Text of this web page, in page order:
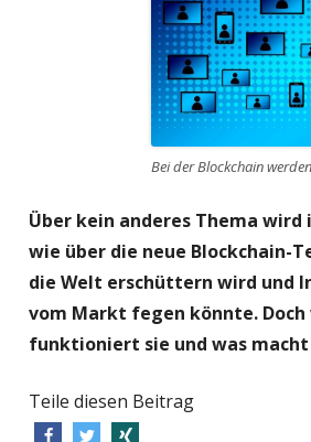
Bei der Blockchain
Über kein anderes Thema
wie über die neue Blockchain-
die Welt erschüttern wird und
vom Markt fegen könnte.
funktioniert sie und was
Teile diesen Beitrag